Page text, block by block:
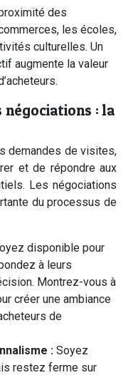
des
les écoles,
culturelles. Un
augmente la valeur
négociations : la
demandes de visites,
et de répondre aux
Les négociations
du processus de
disponible pour
à leurs
Montrez-vous à
créer une ambiance
de
: Soyez
restez ferme sur